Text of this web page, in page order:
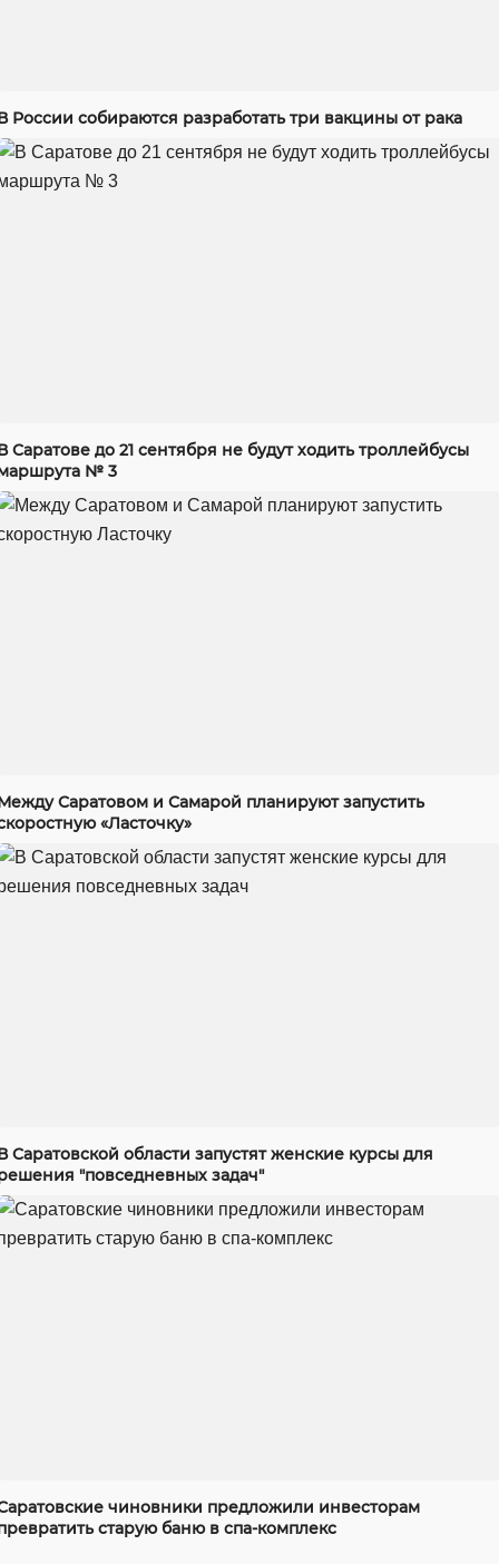
России собираются разработать три вакцины от рака
Саратове до 21 сентября не будут ходить троллейбусы
№ 3
Саратовом и Самарой планируют запустить
«Ласточку»
Саратовской области запустят женские курсы для
"повседневных задач"
чиновники предложили инвесторам
старую баню в спа-комплекс